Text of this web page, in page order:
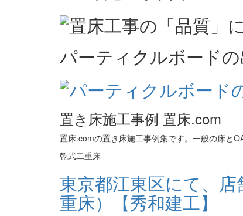
パーティクルボード
置き床施工事例 置床.com
置床.comの置き床施工事例集です。一般の床と
乾式二重床
東京都江東区にて、
重床）【秀和建工】